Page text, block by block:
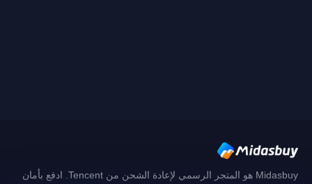
Midasbuy هو المتجر الرسمي لإعادة الشحن من Tencent. ادفع بأمان